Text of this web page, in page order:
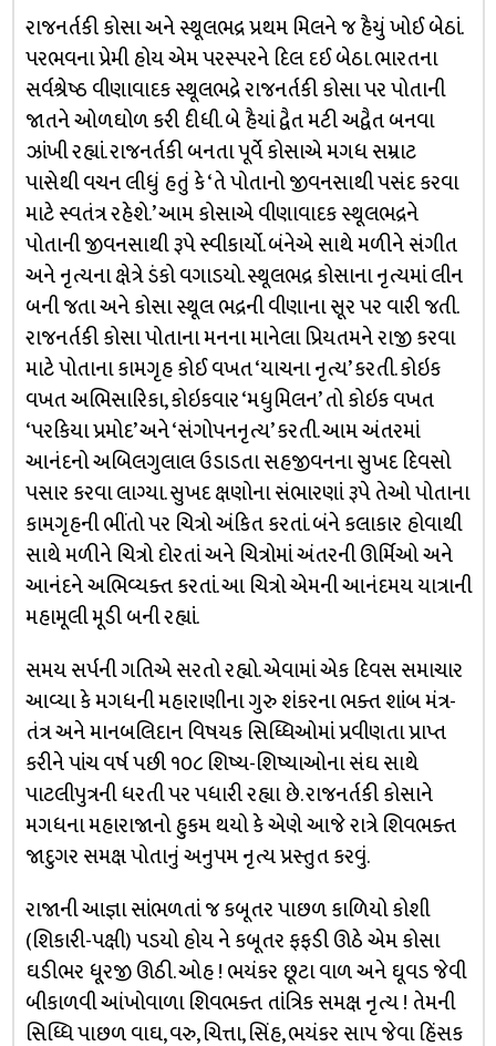
રાજનર્તકી કોસા અને સ્થૂલભદ્ર પ્રથમ મિલને જ હૈયું ખોઈ બેઠાં.
પરભવના પ્રેમી હોય એમ પરસ્પરને દિલ દઈ બેઠા. ભારતના
સર્વશ્રેષ્ઠ વીણાવાદક સ્થૂલભદ્રે રાજનર્તકી કોસા પર પોતાની
જાતને ઓળઘોળ કરી દીધી. બે હૈયાં દ્વૈત મટી અદ્વૈત બનવા
ઝાંખી રહ્યાં. રાજનર્તકી બનતા પૂર્વે કોસાએ મગધ સમ્રાટ
પાસેથી વચન લીધું હતું કે ‘તે પોતાનો જીવનસાથી પસંદ કરવા
માટે સ્વતંત્ર રહેશે.’ આમ કોસાએ વીણાવાદક સ્થૂલભદ્રને
પોતાની જીવનસાથી રૂપે સ્વીકાર્યો. બંનેએ સાથે મળીને સંગીત
અને નૃત્યના ક્ષેત્રે ડંકો વગાડયો. સ્થૂલભદ્ર કોસાના નૃત્યમાં લીન
બની જતા અને કોસા સ્થૂલ ભદ્રની વીણાના સૂર પર વારી જતી.
રાજનર્તકી કોસા પોતાના મનના માનેલા પ્રિયતમને રાજી કરવા
માટે પોતાના કામગૃહ કોઈ વખત ‘યાચના નૃત્ય’ કરતી. કોઇક
વખત અભિસારિકા, કોઇકવાર ‘મધુમિલન’ તો કોઇક વખત
‘પરકિયા પ્રમોદ’ અને ‘સંગોપનનૃત્ય’ કરતી. આમ અંતરમાં
આનંદનો અબિલગુલાલ ઉડાડતા સહજીવનના સુખદ દિવસો
પસાર કરવા લાગ્યા. સુખદ ક્ષણોના સંભારણાં રૂપે તેઓ પોતાના
કામગૃહની ભીંતો પર ચિત્રો અંકિત કરતાં. બંને કલાકાર હોવાથી
સાથે મળીને ચિત્રો દોરતાં અને ચિત્રોમાં અંતરની ઊર્મિઓ અને
આનંદને અભિવ્યક્ત કરતાં. આ ચિત્રો એમની આનંદમય યાત્રાની
મહામૂલી મૂડી બની રહ્યાં.
સમય સર્પની ગતિએ સરતો રહ્યો. એવામાં એક દિવસ સમાચાર
આવ્યા કે મગધની મહારાણીના ગુરુ શંકરના ભક્ત શાંબ મંત્ર-
તંત્ર અને માનબલિદાન વિષયક સિધ્ધિઓમાં પ્રવીણતા પ્રાપ્ત
કરીને પાંચ વર્ષ પછી ૧૦૮ શિષ્ય-શિષ્યાઓના સંઘ સાથે
પાટલીપુત્રની ધરતી પર પધારી રહ્યા છે. રાજનર્તકી કોસાને
મગધના મહારાજાનો હુકમ થયો કે એણે આજે રાત્રે શિવભક્ત
જાદુગર સમક્ષ પોતાનું અનુપમ નૃત્ય પ્રસ્તુત કરવું.
રાજાની આજ્ઞા સાંભળતાં જ કબૂતર પાછળ કાળિયો કોશી
(શિકારી-પક્ષી) પડયો હોય ને કબૂતર ફફડી ઊઠે એમ કોસા
ઘડીભર ધૂ્રજી ઊઠી. ઓહ ! ભયંકર છૂટા વાળ અને ઘૂવડ જેવી
બીકાળવી આંખોવાળા શિવભક્ત તાંત્રિક સમક્ષ નૃત્ય ! તેમની
સિધ્ધિ પાછળ વાઘ, વરુ, ચિત્તા, સિંહ, ભયંકર સાપ જેવા હિંસક